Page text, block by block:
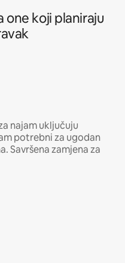
one koji planiraju
najam uključuju
potrebni za ugodan
Savršena zamjena za